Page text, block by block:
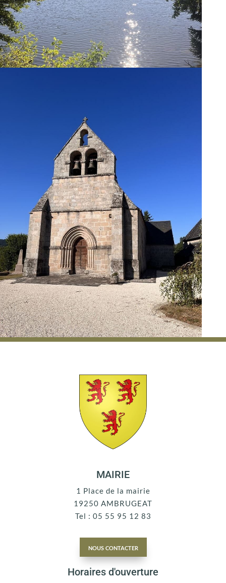
MAIRIE
1 Place de la mairie
19250 AMBRUGEAT
Tel : 05 55 95 12 83
nous contacter
Horaires d'ouverture